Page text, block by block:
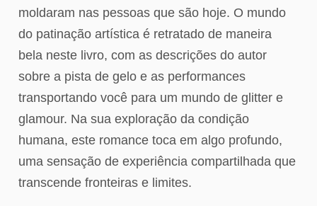
moldaram nas pessoas que são hoje. O mundo
do patinação artística é retratado de maneira
bela neste livro, com as descrições do autor
sobre a pista de gelo e as performances
transportando você para um mundo de glitter e
glamour. Na sua exploração da condição
humana, este romance toca em algo profundo,
uma sensação de experiência compartilhada que
transcende fronteiras e limites.